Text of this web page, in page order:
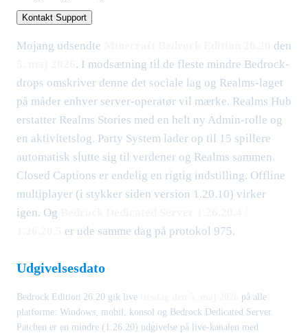
Kontakt Support
Mojang udsendte
den
. I modsætning til de fleste mindre Bedrock-
drops omskriver denne det sociale lag og Realms-laget
på måder enhver server-operatør vil mærke. Realms Hub
erstatter Realms Stories med en helt ny Admin-rolle og
en aktivitetslog. Party System lader op til 15 spillere
automatisk slutte sig til verdener og Realms sammen.
Closed Captions er endelig en rigtig indstilling. Offline
multiplayer (i stykker siden version 1.20.10) virker
igen. Og
er ude samme dag på protokol 975.
Udgivelsesdato
Bedrock Edition 26.20 gik live
på alle
platforme: Windows, mobil, konsol og Bedrock Dedicated Server.
Patchen er en mindre (1.26.20) udgivelse på live-kanalen med